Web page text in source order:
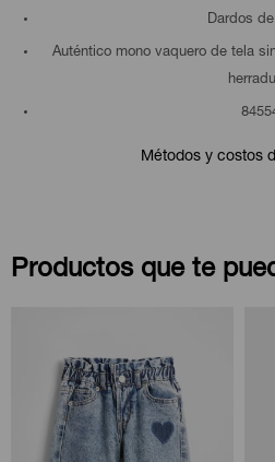
Dardos
Auténtico mono vaquero de tela
Métodos y costos
Productos que te